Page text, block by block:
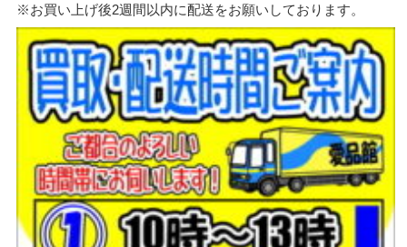
※お買い上げ後2週間以内に配送をお願いしております。